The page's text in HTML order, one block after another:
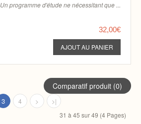
Un programme d'étude ne nécessitant que ...
32,00€
Comparatif produit (0)
3 4 >
>|
31 à 45 sur 49 (4 Pages)